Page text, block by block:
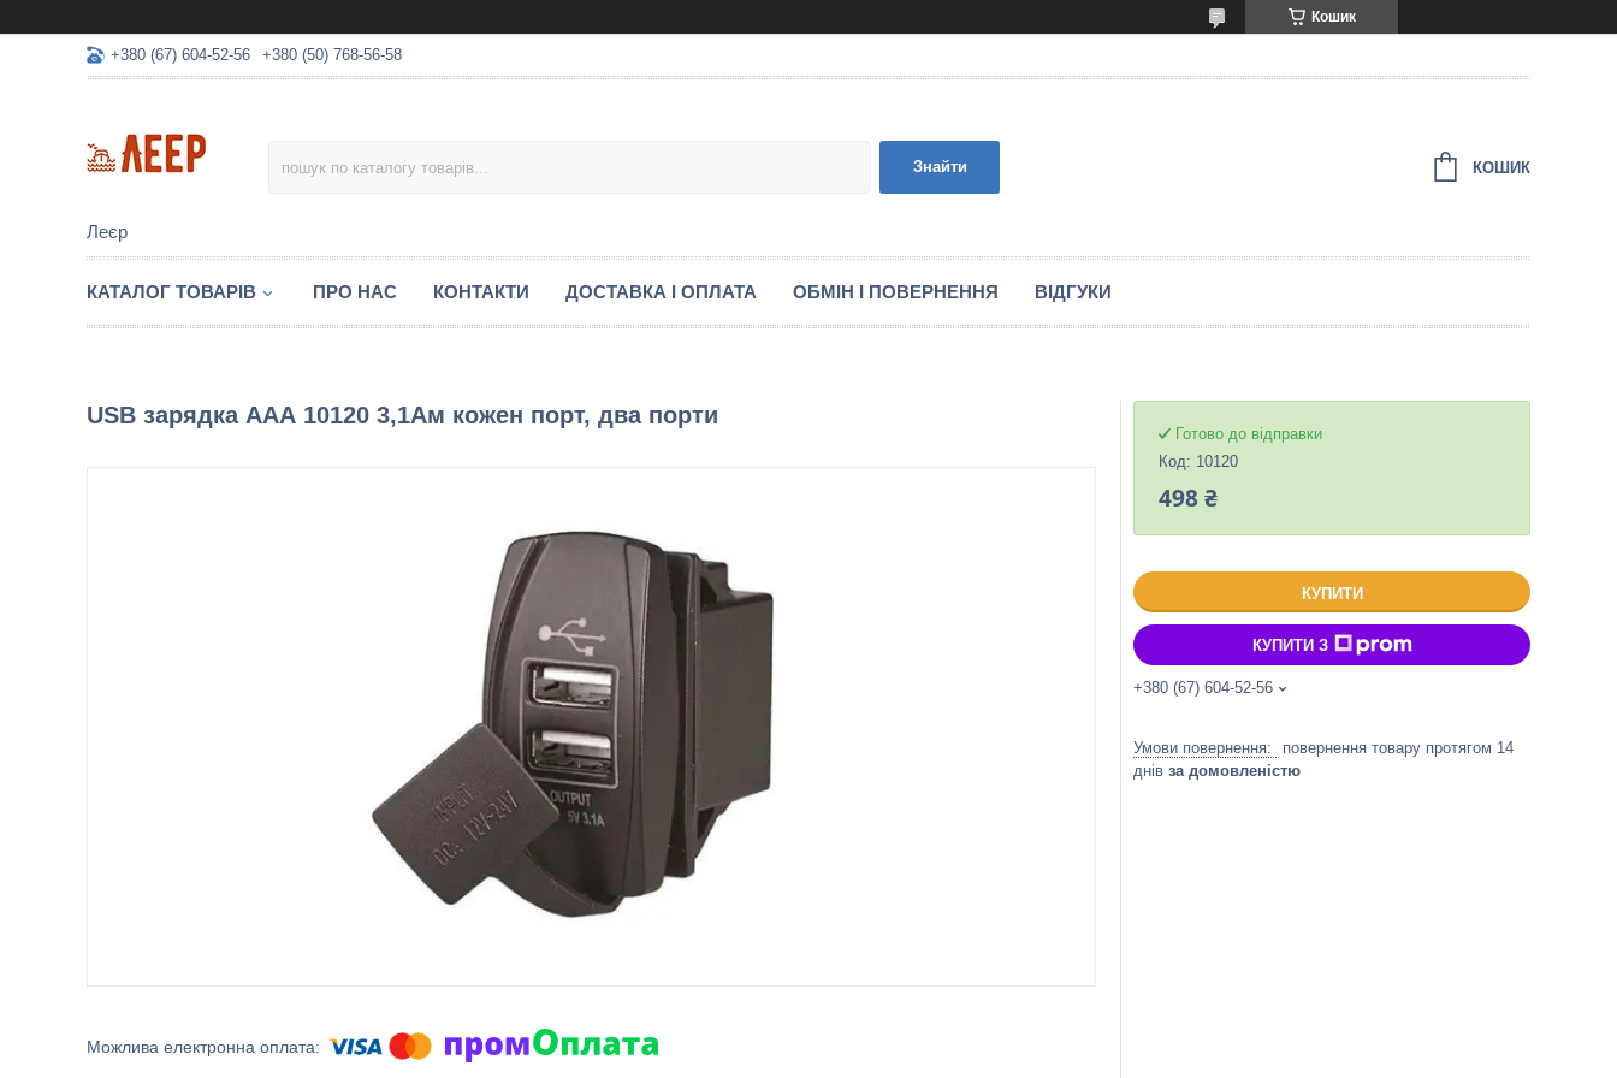
Кошик
+380 (67) 604-52-56 +380 (50) 768-56-58
Леєр
Знайти КОШИК
КАТАЛОГ ТОВАРІВ ПРО НАС КОНТАКТИ ДОСТАВКА І ОПЛАТА ОБМІН І ПОВЕРНЕННЯ ВІДГУКИ
USB зарядка ААА 10120 3,1Ам кожен порт, два порти
Готово до відправки
Код: 10120
498 ₴
КУПИТИ
КУПИТИ З
+380 (67) 604-52-56
повернення товару протягом 14
днів за домовленістю